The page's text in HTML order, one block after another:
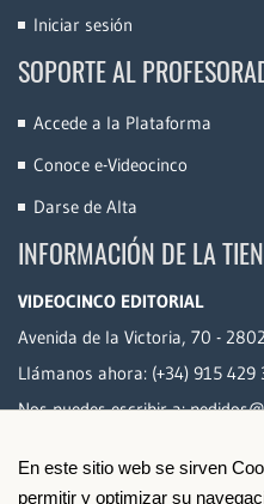
En este sitio web se sirven
permitir y optimizar su
Iniciar sesión
SOPORTE AL
Accede a la Plataforma
Conoce e-Videocinco
Darse de Alta
INFORMACIÓN DE LA
VIDEOCINCO EDITORIAL
Avenida de la Victoria, 70 -
Llámanos ahora: (+34) 915 429
Nos puedes escribir a:
PAGO SEGURO